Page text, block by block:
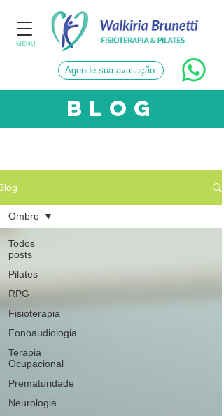
MENU
Agende sua avaliação
blog
Todos
posts
Pilates
RPG
Fisioterapia
Fonoaudiologia
Terapia
Ocupacional
Prematuridade
Neurologia
Ombro